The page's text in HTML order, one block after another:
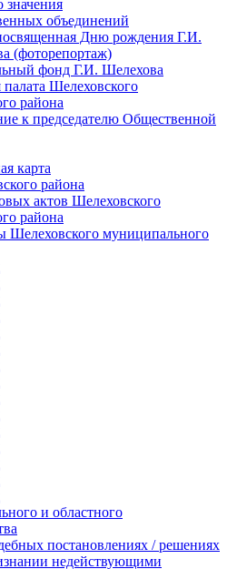
значения
объединений
Дню рождения Г.И.
(фоторепортаж)
фонд Г.И. Шелехова
Шелеховского
района
к председателю Общественной
карта
района
актов Шелеховского
района
Шелеховского муниципального
и областного
постановлениях / решениях
недействующими